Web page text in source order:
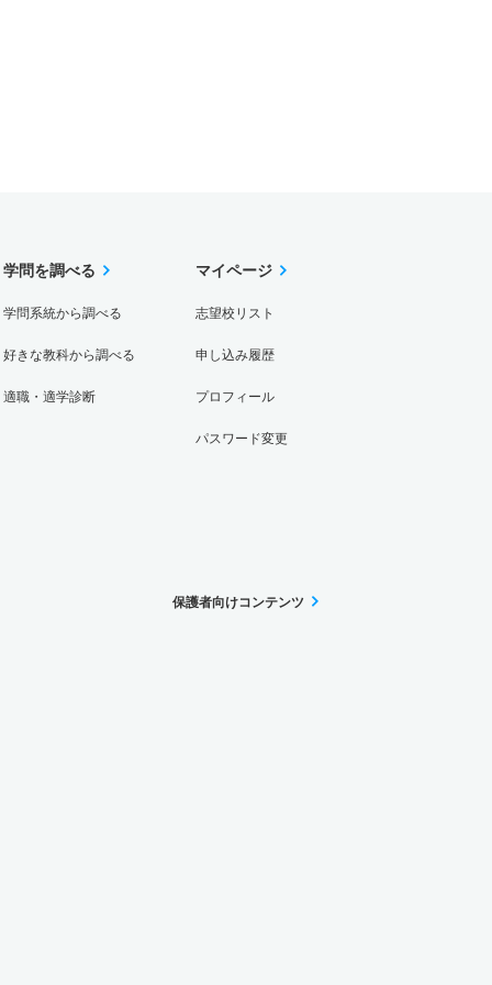
学問を調べる
学問系統から調べる
好きな教科から調べる
適職・適学診断
マイページ
志望校リスト
申し込み履歴
プロフィール
パスワード変更
保護者向けコンテンツ